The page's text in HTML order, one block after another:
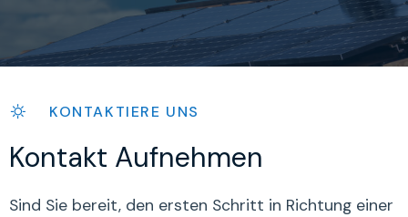
KONTAKTIERE UNS
Kontakt Aufnehmen
Sind Sie bereit, den ersten Schritt in Richtung einer